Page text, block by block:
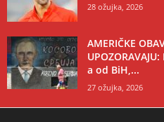
28 ožujka, 2026
AMERIČKE
a od BiH,...
27 ožujka, 2026